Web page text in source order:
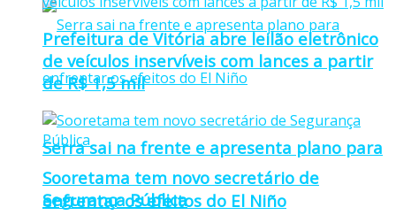
Serra sai na frente e apresenta plano para
enfrentar os efeitos do El Niño
Prefeitura de Vitória abre leilão eletrônico
de veículos inservíveis com lances a partir
de R$ 1,5 mil
Sooretama tem novo secretário de
Segurança Pública